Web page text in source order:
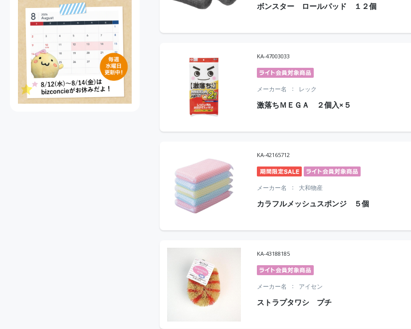
ボンスター ロールパッド １２個
KA-47003033
激落ちＭＥＧＡ ２個入×５
メーカー名 レック
KA-42165712
カラフルメッシュスポンジ ５個
メーカー名 大和物産
KA-43188185
ストラプタワシ プチ
メーカー名 アイセン